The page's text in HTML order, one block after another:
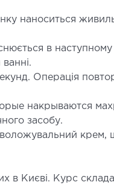
наноситься
в
Операція
накрываются
засобу.
крем,
в Києві. Курс